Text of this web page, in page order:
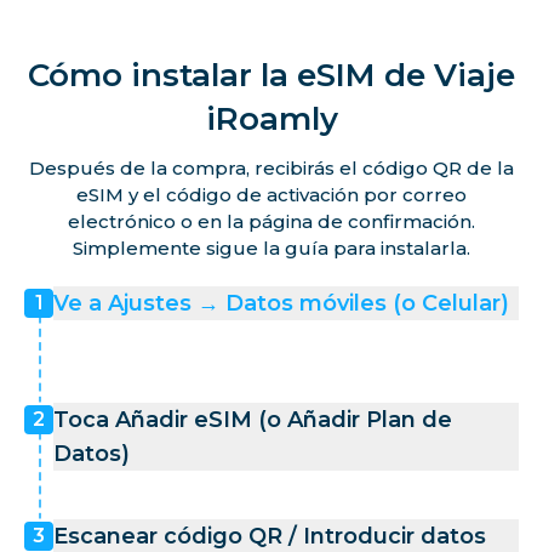
Cómo instalar la eSIM de Viaje
iRoamly
Después de la compra, recibirás el código QR de la
eSIM y el código de activación por correo
electrónico o en la página de confirmación.
Simplemente sigue la guía para instalarla.
1 Ve a Ajustes → Datos móviles (o Celular)
2 Toca Añadir eSIM (o Añadir Plan de
Datos)
3 Escanear código QR / Introducir datos